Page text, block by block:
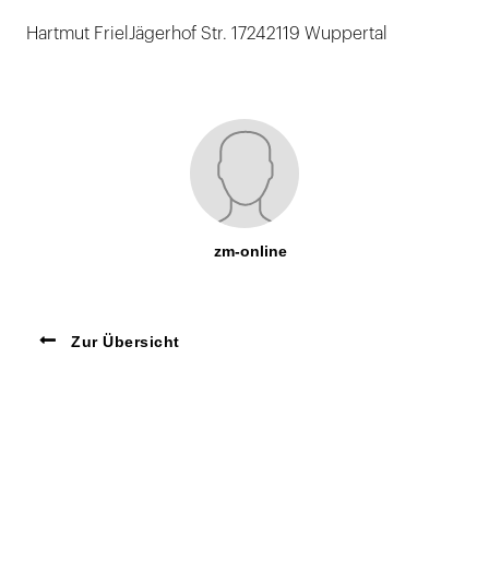
Hartmut FrielJägerhof Str. 17242119 Wuppertal
zm-online
Zur Übersicht